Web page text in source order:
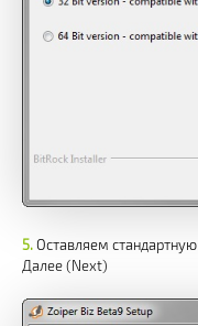
Оставляем
Далее (Next)